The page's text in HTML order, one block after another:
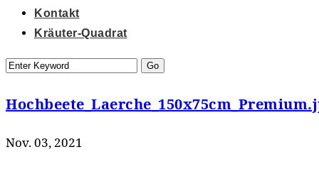
Kontakt
Kräuter-Quadrat
Nov. 03, 2021